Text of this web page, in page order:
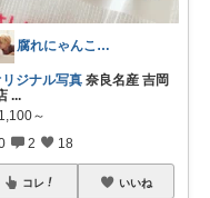
腐れにゃんこ🤘🏻ﾎﾞｰﾎﾞｰ猫草ʷʷ
ジナル写真 奈良名産 吉岡
...
1,100～
2 18
コレ いいね